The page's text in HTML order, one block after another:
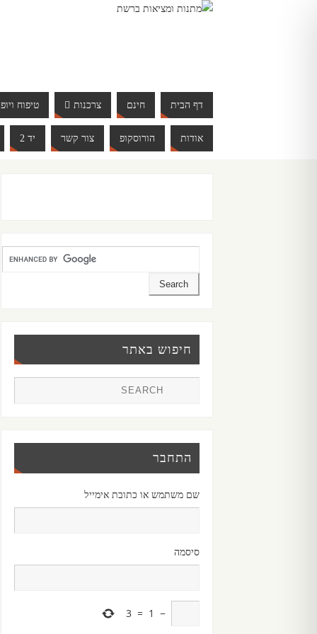
דף הבית חינם צרכנות טיפוח
אודות הורוסקופ צור קשר יד 2
חיפוש באתר
התחבר
שם משתמש או כתובת אימייל
סיסמה
−
1
=
3